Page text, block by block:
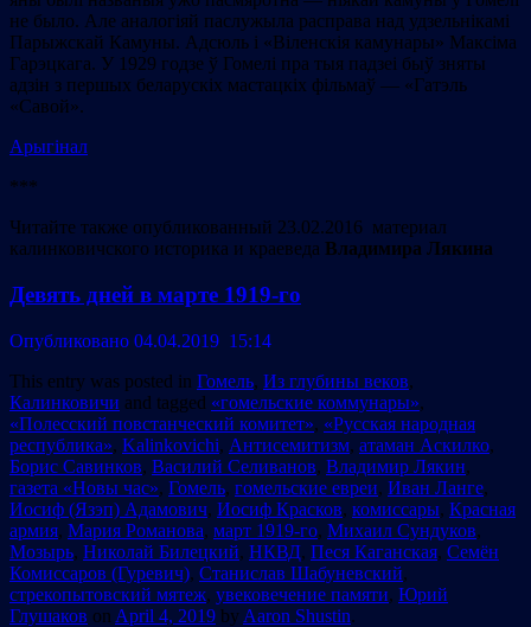
не было. Але аналогіяй паслужыла расправа над удзельнікамі
Парыжскай Камуны. Адсюль і «Віленскія камунары» Максіма
Гарэцкага. У 1929 годзе ў Гомелі пра тыя падзеі быў зняты
адзін з першых беларускіх мастацкіх фільмаў — «Гатэль
«Савой».
Арыгiнал
***
Читайте также опубликованный 23.02.2016 материал
калинковичского историка и краеведа Владимира Лякина
Девять дней в марте 1919-го
Опубликовано 04.04.2019 15:14
This entry was posted in Гомель, Из глубины веков,
Калинковичи and tagged «гомельские коммунары»,
«Полесский повстанческий комитет», «Русская народная
республика», Kalinkovichi, Антисемитизм, атаман Аскилко,
Борис Савинков, Василий Селиванов, Владимир Лякин,
газета «Новы час», Гомель, гомельские евреи, Иван Ланге,
Иосиф (Язэп) Адамович, Иосиф Красков, комиссары, Красная
армия, Мария Романова, март 1919-го, Михаил Сундуков,
Мозырь, Николай Билецкий, НКВД, Песя Каганская, Семён
Комиссаров (Гуревич), Станислав Шабуневский,
стрекопытовский мятеж, увековечение памяти, Юрий
Глушаков on April 4, 2019 by Aaron Shustin.